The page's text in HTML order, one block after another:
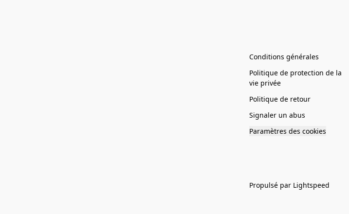
Conditions générales
Politique de protection de la
vie privée
Politique de retour
Signaler un abus
Paramètres des cookies
Propulsé par Lightspeed